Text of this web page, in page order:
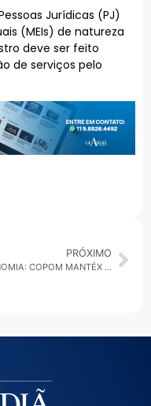
Jurídicas (PJ)
(MEIs) de natureza
deve ser feito
de serviços pelo
PRÓXIMO
ECONOMIA: COPOM MANTÉX SELIC EM 15% a.a, BANCO CENTRAL SINALIZA POSSÍVEL FLEXIBILIZAÇÃO ESTE ANO